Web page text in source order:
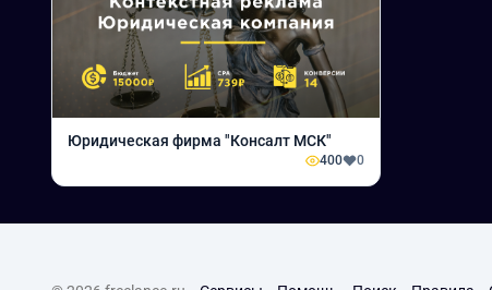
Юридическая фирма "Консалт МСК"
400 0